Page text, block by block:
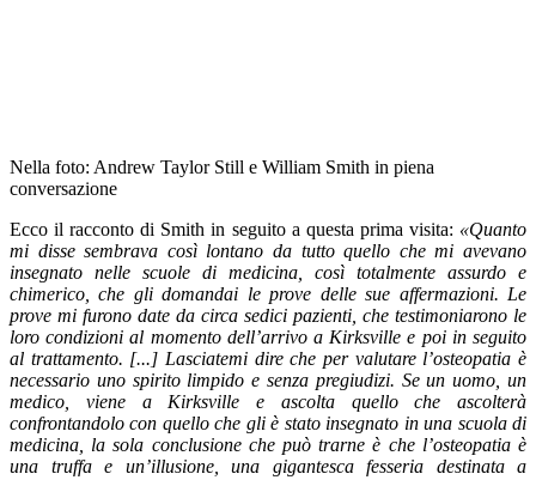
Nella foto: Andrew Taylor Still e William Smith in piena
conversazione
Ecco il racconto di Smith in seguito a questa prima visita: «Quanto
mi disse sembrava così lontano da tutto quello che mi avevano
insegnato nelle scuole di medicina, così totalmente assurdo e
chimerico, che gli domandai le prove delle sue affermazioni. Le
prove mi furono date da circa sedici pazienti, che testimoniarono le
loro condizioni al momento dell’arrivo a Kirksville e poi in seguito
al trattamento. [...] Lasciatemi dire che per valutare l’osteopatia è
necessario uno spirito limpido e senza pregiudizi. Se un uomo, un
medico, viene a Kirksville e ascolta quello che ascolterà
confrontandolo con quello che gli è stato insegnato in una scuola di
medicina, la sola conclusione che può trarne è che l’osteopatia è
una truffa e un’illusione, una gigantesca fesseria destinata a